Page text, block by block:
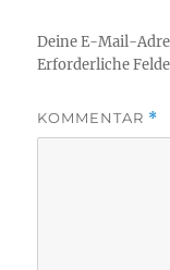
Deine E-Mail-
Erforderliche
KOMMENTAR *